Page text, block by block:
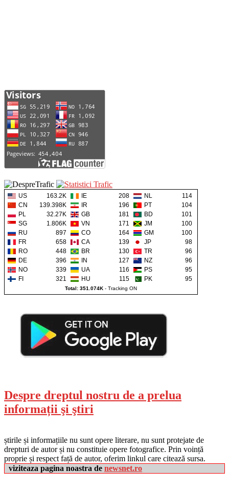
US 163.2K IE 208 NL
114
CN
139.398K IR 196 PT
104
PL
32.27K GB 181 BD
101
SG
1.806K VN 171 JM
100
RU
897 CO 164 GM
100
FR
658 CA 139 JP
98
RO
448 BR 130 TR
96
DE
396 IN 127 NZ
96
NO
339 UA 116 PS
95
FI
321 HU 115 PK 95
Total: 351.074K - Tracking ON
Despre dreptul nostru de a prelua
informații şi ştiri
știrile și informațiile nu sunt opere literare, nu sunt protejate de
drepturi de autor și nu constituie opere fotografice. Prin voință
proprie și respect față de autor, oferim linkul care citează sursa.
viziteaza pagina noastra de newsnet.ro